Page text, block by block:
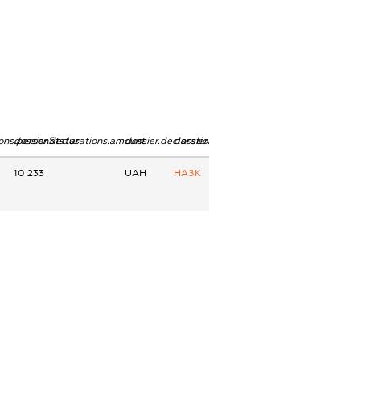
dossier.declarations.amountdossier.declarations.currency
dossier.declarations.source
10 233 UAH НАЗК